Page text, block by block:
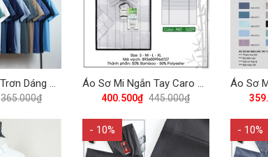
Áo Thun Polo Trơn Dáng Trẻ 365 Vĩnh Tiến - Nhiều Màu
365.000₫
Áo Sơ Mi Ngắn Tay Caro Bamboo Regular Fit 445 Vĩnh Tiến - Nhiều Màu
400.500₫ 445.000₫
- 10% - 10%